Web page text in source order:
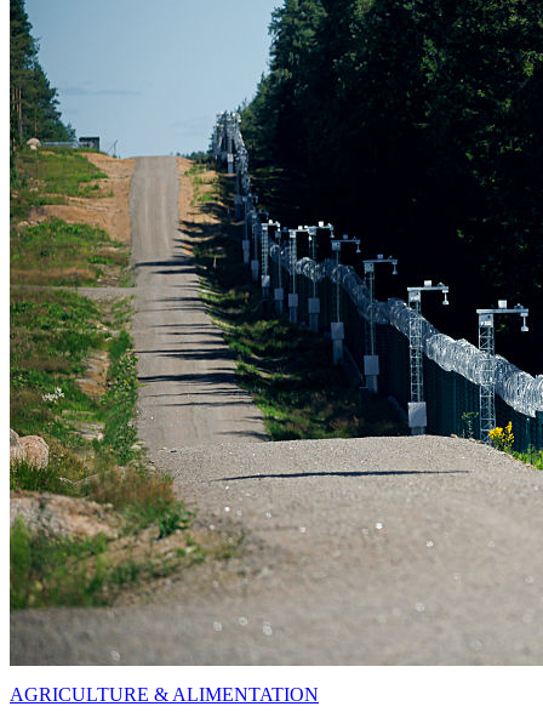
AGRICULTURE & ALIMENTATION